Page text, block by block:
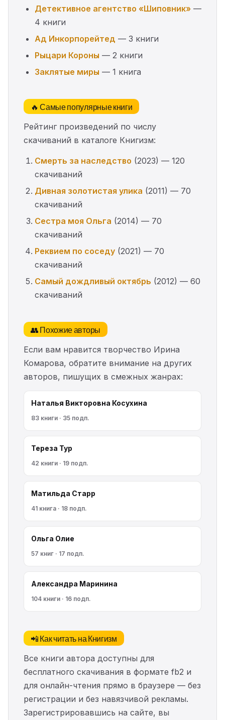
Детективное агентство «Шиповник» —
4 книги
Ад Инкорпорейтед — 3 книги
Рыцари Короны — 2 книги
Заклятые миры — 1 книга
🔥 Самые популярные книги
Рейтинг произведений по числу
скачиваний в каталоге Книгизм:
Смерть за наследство (2023) — 120
скачиваний
Дивная золотистая улика (2011) — 70
скачиваний
Сестра моя Ольга (2014) — 70
скачиваний
Реквием по соседу (2021) — 70
скачиваний
Самый дождливый октябрь (2012) — 60
скачиваний
👥 Похожие авторы
Если вам нравится творчество Ирина
Комарова, обратите внимание на других
авторов, пишущих в смежных жанрах:
Наталья Викторовна Косухина
83 книги · 35 подп.
Тереза Тур
42 книги · 19 подп.
Матильда Старр
41 книга · 18 подп.
Ольга Олие
57 книг · 17 подп.
Александра Маринина
104 книги · 16 подп.
📲 Как читать на Книгизм
Все книги автора доступны для
бесплатного скачивания в формате fb2 и
для онлайн-чтения прямо в браузере — без
регистрации и без навязчивой рекламы.
Зарегистрировавшись на сайте, вы